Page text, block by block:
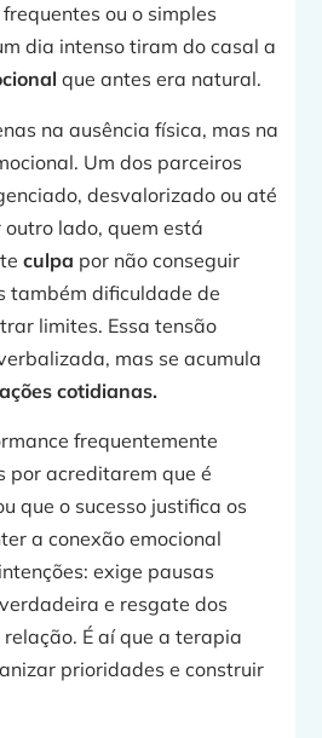
ou o simples
dia intenso tiram do casal a
que antes era natural.
na ausência física, mas na
Um dos parceiros
desvalorizado ou até
outro lado, quem está
culpa por não conseguir
também dificuldade de
limites. Essa tensão
mas se acumula
cotidianas.
frequentemente
por acreditarem que é
que o sucesso justifica os
a conexão emocional
exige pausas
e resgate dos
É aí que a terapia
prioridades e construir